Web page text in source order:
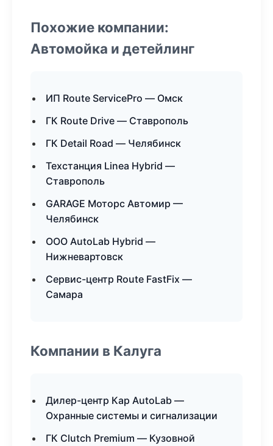
Похожие компании:
Автомойка и детейлинг
ИП Route ServicePro — Омск
ГК Route Drive — Ставрополь
ГК Detail Road — Челябинск
Техстанция Linea Hybrid —
Ставрополь
GARAGE Моторс Автомир —
Челябинск
ООО AutoLab Hybrid —
Нижневартовск
Сервис-центр Route FastFix —
Самара
Компании в Калуга
Дилер-центр Кар AutoLab —
Охранные системы и сигнализации
ГК Clutch Premium — Кузовной